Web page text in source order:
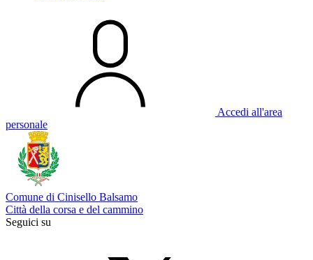
Accedi all'area
personale
Comune di Cinisello Balsamo
Città della corsa e del cammino
Seguici su